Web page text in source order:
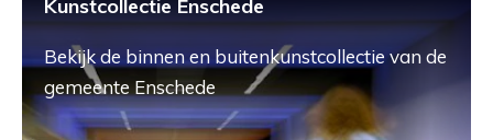
Kunstcollectie Enschede
Bekijk de binnen en buitenkunstcollectie van de
gemeente Enschede